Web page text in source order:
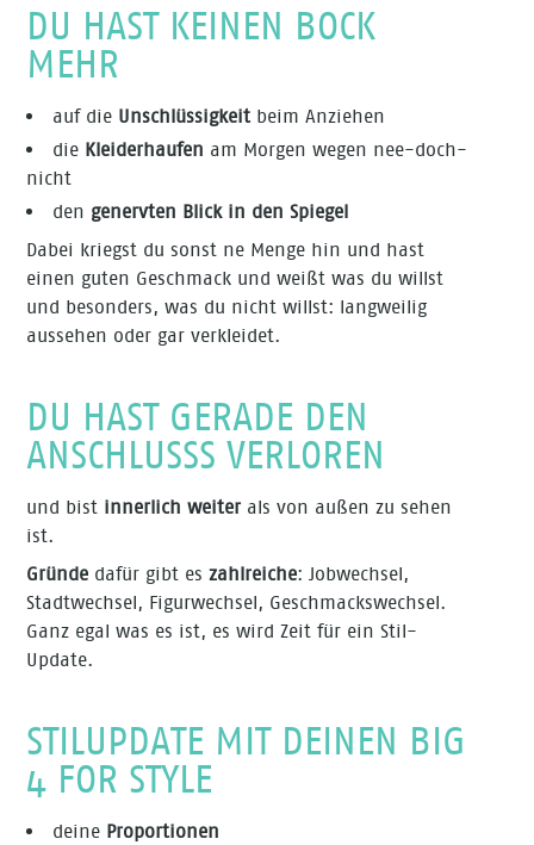
DU HAST KEINEN BOCK
MEHR
auf die Unschlüssigkeit beim Anziehen
die Kleiderhaufen am Morgen wegen nee-doch-
nicht
den genervten Blick in den Spiegel
Dabei kriegst du sonst ne Menge hin und hast
einen guten Geschmack und weißt was du willst
und besonders, was du nicht willst: langweilig
aussehen oder gar verkleidet.
DU HAST GERADE DEN
ANSCHLUSSS VERLOREN
und bist innerlich weiter als von außen zu sehen
ist.
Gründe dafür gibt eszahlreiche: Jobwechsel,
Stadtwechsel, Figurwechsel, Geschmackswechsel.
Ganz egal was es ist, es wird Zeit für ein Stil-
Update.
STILUPDATE MIT DEINEN BIG
4 FOR STYLE
deine Proportionen